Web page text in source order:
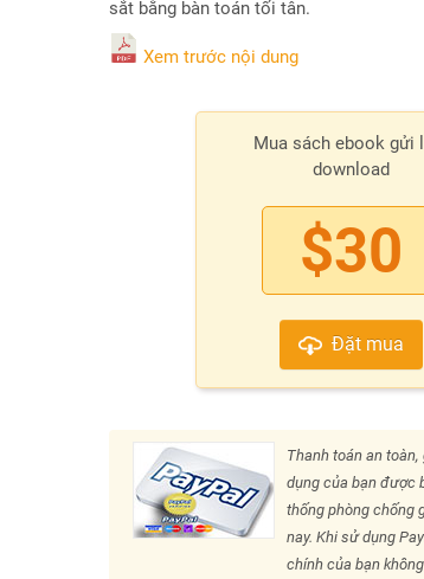
sắt bằng bàn toán tối tân.
Xem trước nội dung
Mua sách ebook gửi
download
$30
Đặt mua
Thanh toán an
dụng của bạn được
thống phòng chống
nay. Khi sử dụng
chính của bạn